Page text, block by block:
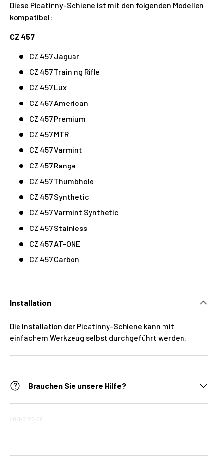
Diese Picatinny-Schiene ist mit den folgenden Modellen
kompatibel:
CZ 457
CZ 457 Jaguar
CZ 457 Training Rifle
CZ 457 Lux
CZ 457 American
CZ 457 Premium
CZ 457 MTR
CZ 457 Varmint
CZ 457 Range
CZ 457 Thumbhole
CZ 457 Synthetic
CZ 457 Varmint Synthetic
CZ 457 Stainless
CZ 457 AT-ONE
CZ 457 Carbon
Installation
Die Installation der Picatinny-Schiene kann mit
einfachem Werkzeug selbst durchgeführt werden.
Brauchen Sie unsere Hilfe?
4041-0120-06